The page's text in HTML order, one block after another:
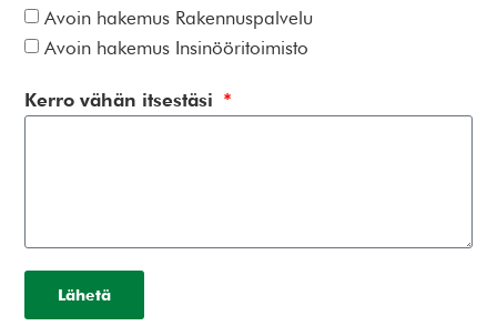
Avoin hakemus Rakennuspalvelu
Avoin hakemus Insinööritoimisto
Kerro vähän itsestäsi
Lähetä